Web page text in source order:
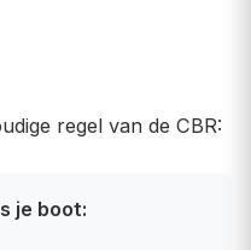
regel van de CBR:
je boot: